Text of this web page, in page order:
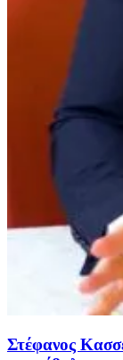
Στέφανος